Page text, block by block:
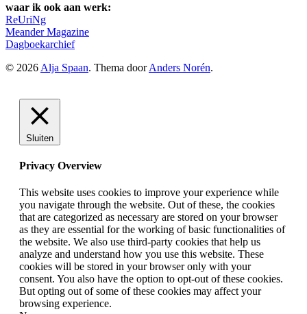
waar ik ook aan werk:
ReUriNg
Meander Magazine
Dagboekarchief
© 2026 Alja Spaan. Thema doorAnders Norén.
Sluiten
Privacy Overview
This website uses cookies to improve your experience while
you navigate through the website. Out of these, the cookies
that are categorized as necessary are stored on your browser
as they are essential for the working of basic functionalities of
the website. We also use third-party cookies that help us
analyze and understand how you use this website. These
cookies will be stored in your browser only with your
consent. You also have the option to opt-out of these cookies.
But opting out of some of these cookies may affect your
browsing experience.